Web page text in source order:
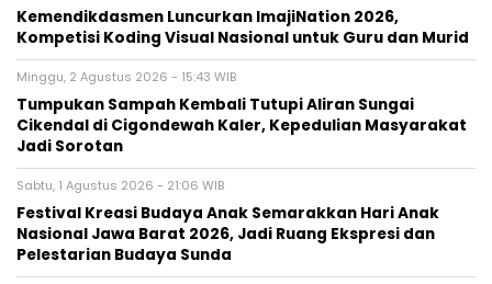
Kemendikdasmen Luncurkan ImajiNation 2026,
Kompetisi Koding Visual Nasional untuk Guru dan Murid
Minggu, 2 Agustus 2026 - 15:43 WIB
Tumpukan Sampah Kembali Tutupi Aliran Sungai
Cikendal di Cigondewah Kaler, Kepedulian Masyarakat
Jadi Sorotan
Sabtu, 1 Agustus 2026 - 21:06 WIB
Festival Kreasi Budaya Anak Semarakkan Hari Anak
Nasional Jawa Barat 2026, Jadi Ruang Ekspresi dan
Pelestarian Budaya Sunda